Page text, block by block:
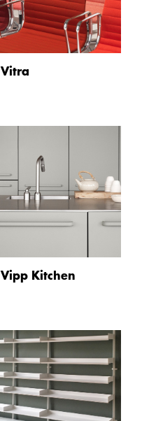
Vitra
Vipp Kitchen